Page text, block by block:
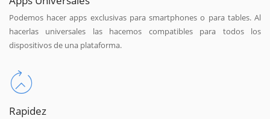
Podemos hacer apps exclusivas para smartphones o para tables. Al
hacerlas universales las hacemos compatibles para todos los
dispositivos de una plataforma.
Rapidez